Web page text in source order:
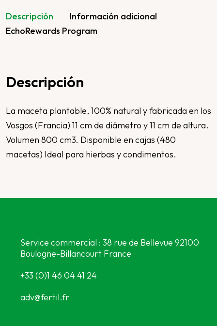
Descripción
Información adicional
EchoRewards Program
Descripción
La maceta plantable, 100% natural y fabricada en los
Vosgos (Francia) 11 cm de diámetro y 11 cm de altura.
Volumen 800 cm3. Disponible en cajas (480
macetas) Ideal para hierbas y condimentos.
Service commercial : 38 rue de Bellevue 92100
Boulogne-Billancourt France
+33 (0)1 46 04 41 24
adv@fertil.fr